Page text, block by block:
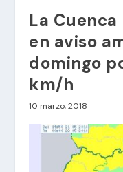
La
en aviso
domingo
km/h
10 marzo, 2018